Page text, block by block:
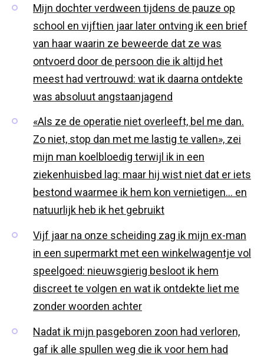
Mijn dochter verdween tijdens de pauze op
school en vijftien jaar later ontving ik een brief
van haar waarin ze beweerde dat ze was
ontvoerd door de persoon die ik altijd het
meest had vertrouwd: wat ik daarna ontdekte
was absoluut angstaanjagend
«Als ze de operatie niet overleeft, bel me dan.
Zo niet, stop dan met me lastig te vallen», zei
mijn man koelbloedig terwijl ik in een
ziekenhuisbed lag: maar hij wist niet dat er iets
bestond waarmee ik hem kon vernietigen… en
natuurlijk heb ik het gebruikt
Vijf jaar na onze scheiding zag ik mijn ex-man
in een supermarkt met een winkelwagentje vol
speelgoed: nieuwsgierig besloot ik hem
discreet te volgen en wat ik ontdekte liet me
zonder woorden achter
Nadat ik mijn pasgeboren zoon had verloren,
gaf ik alle spullen weg die ik voor hem had